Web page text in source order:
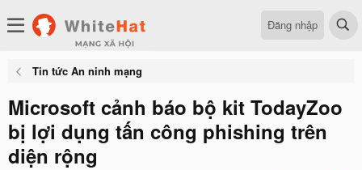
Đăng nhập
Tin tức An ninh mạng
Microsoft cảnh báo bộ kit TodayZoo
bị lợi dụng tấn công phishing trên
diện rộng